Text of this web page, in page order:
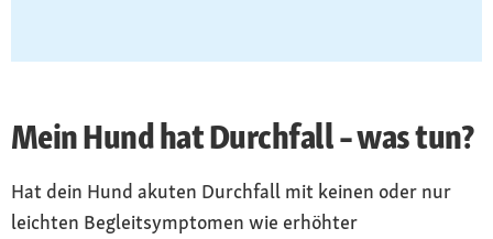
Mein Hund hat Durchfall – was tun?
Hat dein Hund akuten Durchfall mit keinen oder nur
leichten Begleitsymptomen wie erhöhter